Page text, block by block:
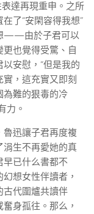
達再現重申。之所
了“安閑容得我想”
——由於子君可以
也覺得受驚、自
安慰，“但是我的
，這充實又即刻
為難的狠毒的冷
力。
魯迅讓子君再度複
涓生不再愛她的真
早已什么書都不
想女性伴讀者，
古代圍爐共讀伴
身孤往。那么，